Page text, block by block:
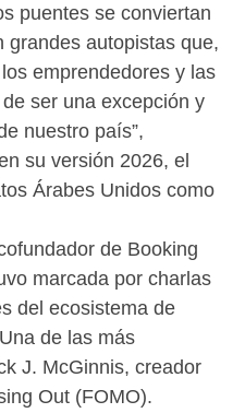
puentes se conviertan
grandes autopistas que,
emprendedores y las
ser una excepción y
nuestro país”,
su versión 2026, el
Árabes Unidos como
de Booking
marcada por charlas
del ecosistema de
de las más
J. McGinnis, creador
Out (FOMO).